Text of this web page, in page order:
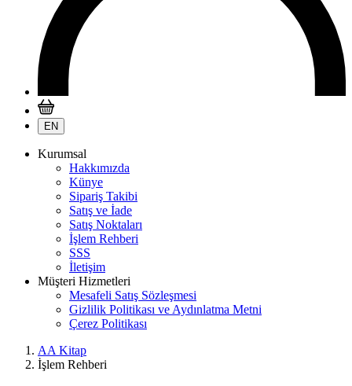
EN
Kurumsal
Hakkımızda
Künye
Sipariş Takibi
Satış ve İade
Satış Noktaları
İşlem Rehberi
SSS
İletişim
Müşteri Hizmetleri
Mesafeli Satış Sözleşmesi
Gizlilik Politikası ve Aydınlatma Metni
Çerez Politikası
AA Kitap
İşlem Rehberi